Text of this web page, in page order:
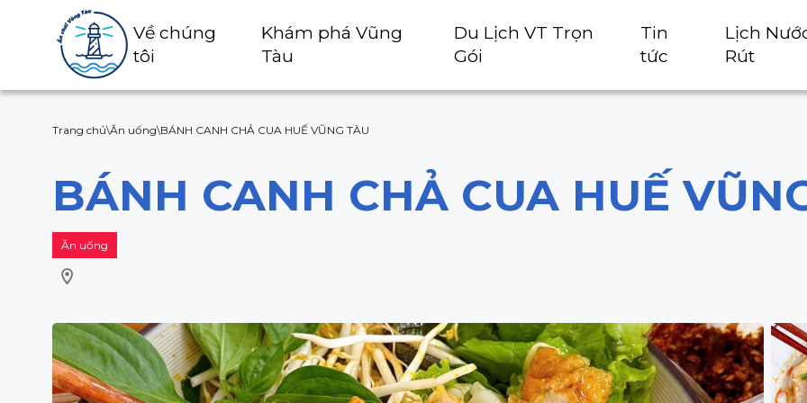
Về chúng
tôi
Khám phá Vũng
Tàu
Du Lịch VT Trọn
Gói
Tin
tức
Lịch
Rút
Trang chủ\Ăn uống\BÁNH CANH CHẢ CUA HUẾ VŨNG TÀU
BÁNH CANH CHẢ CUA HUẾ
Ăn uống